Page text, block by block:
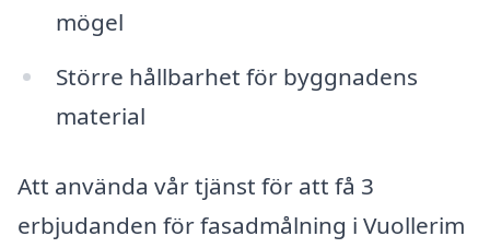
mögel
Större hållbarhet för byggnadens
material
Att använda vår tjänst för att få 3
erbjudanden för fasadmålning i Vuollerim